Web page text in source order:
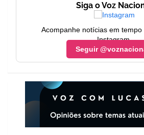
Siga o Voz
Acompanhe notícias em
Instagram.
Seguir